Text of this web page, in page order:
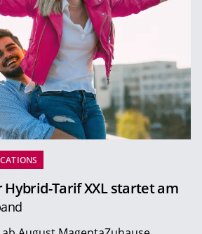
Tarif XXL startet am